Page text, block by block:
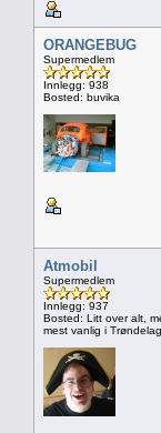
ORANGEBUG
Supermedlem
Innlegg: 938
Bosted: buvika
Atmobil
Supermedlem
Innlegg: 937
Bosted: Litt over alt,
mest vanlig i